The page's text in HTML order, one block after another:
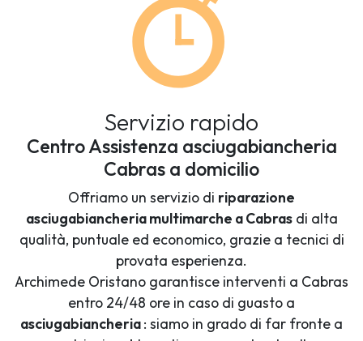
Servizio rapido
Centro Assistenza asciugabiancheria
Cabras a domicilio
Offriamo un servizio di riparazione
asciugabiancheria multimarche a Cabrasdi alta
qualità, puntuale ed economico, grazie a tecnici di
provata esperienza.
Archimede Oristano garantisce interventi a Cabras
entro 24/48 ore in caso di guasto a
asciugabiancheria: siamo in grado di far fronte a